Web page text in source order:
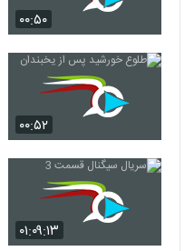
۰۰:۵۰
۰۰:۵۲
۰۱:۰۹:۱۳